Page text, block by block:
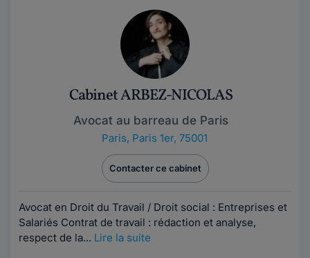
Cabinet ARBEZ-NICOLAS
Avocat au barreau de Paris
Paris, Paris 1er, 75001
Contacter ce cabinet
Avocat en Droit du Travail / Droit social : Entreprises et
Salariés Contrat de travail : rédaction et analyse,
respect de la... Lire la suite